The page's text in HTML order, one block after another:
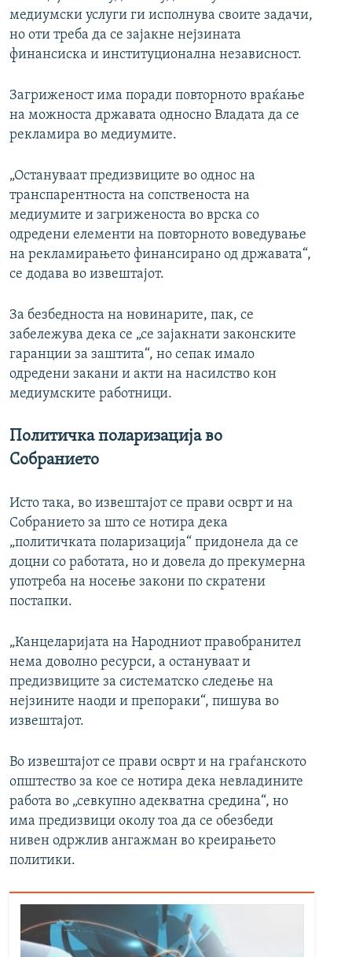
медиумски услуги ги исполнува своите задачи,
но оти треба да се зајакне нејзината
финансиска и институционална независност.
Загриженост има поради повторното враќање
на можноста државата односно Владата да се
рекламира во медиумите.
„Остануваат предизвиците во однос на
транспарентноста на сопственоста на
медиумите и загриженоста во врска со
одредени елементи на повторното воведување
на рекламирањето финансирано од државата“,
се додава во извештајот.
За безбедноста на новинарите, пак, се
забележува дека се „се зајакнати законските
гаранции за заштита“, но сепак имало
одредени закани и акти на насилство кон
медиумските работници.
Политичка поларизација во
Собранието
Исто така, во извештајот се прави осврт и на
Собранието за што се нотира дека
„политичката поларизација“ придонела да се
доцни со работата, но и довела до прекумерна
употреба на носење закони по скратени
постапки.
„Канцеларијата на Народниот правобранител
нема доволно ресурси, а остануваат и
предизвиците за систематско следење на
нејзините наоди и препораки“, пишува во
извештајот.
Во извештајот се прави осврт и на граѓанското
општество за кое се нотира дека невладините
работа во „севкупно адекватна средина“, но
има предизвици околу тоа да се обезбеди
нивен одржлив ангажман во креирањето
политики.